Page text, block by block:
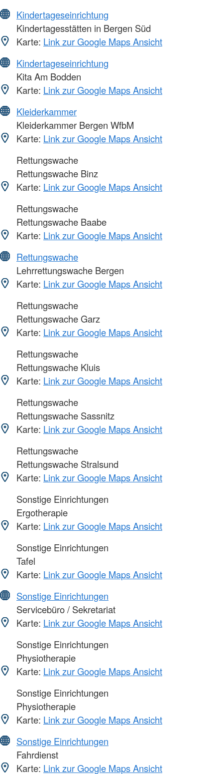
Kindertageseinrichtung
Kindertagesstätten in Bergen Süd
Karte: Link zur Google Maps Ansicht
Kindertageseinrichtung
Kita Am Bodden
Karte: Link zur Google Maps Ansicht
Kleiderkammer
Kleiderkammer Bergen WfbM
Karte: Link zur Google Maps Ansicht
Rettungswache
Rettungswache Binz
Karte: Link zur Google Maps Ansicht
Rettungswache
Rettungswache Baabe
Karte: Link zur Google Maps Ansicht
Rettungswache
Lehrrettungswache Bergen
Karte: Link zur Google Maps Ansicht
Rettungswache
Rettungswache Garz
Karte: Link zur Google Maps Ansicht
Rettungswache
Rettungswache Kluis
Karte: Link zur Google Maps Ansicht
Rettungswache
Rettungswache Sassnitz
Karte: Link zur Google Maps Ansicht
Rettungswache
Rettungswache Stralsund
Karte: Link zur Google Maps Ansicht
Sonstige Einrichtungen
Ergotherapie
Karte: Link zur Google Maps Ansicht
Sonstige Einrichtungen
Tafel
Karte: Link zur Google Maps Ansicht
Sonstige Einrichtungen
Servicebüro / Sekretariat
Karte: Link zur Google Maps Ansicht
Sonstige Einrichtungen
Physiotherapie
Karte: Link zur Google Maps Ansicht
Sonstige Einrichtungen
Physiotherapie
Karte: Link zur Google Maps Ansicht
Sonstige Einrichtungen
Fahrdienst
Karte: Link zur Google Maps Ansicht